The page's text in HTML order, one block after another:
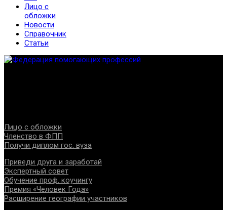
Лицо с
обложки
Новости
Справочник
Статьи
Лицо с обложки
Членство в ФПП
Получи диплом гос. вуза
Приведи друга и заработай
Экспертный совет
Обучение проф. коучингу
Премия «Человек Года»
Расширение географии участников